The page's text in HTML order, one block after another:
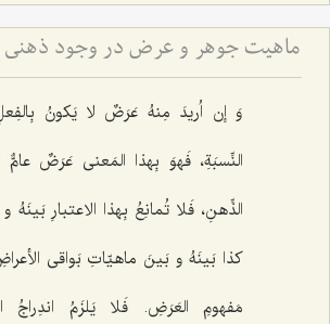
وَ إن اُریدَ مِنهُ عَرَضٌ لا یَکونُ
النِّسبَةِ، فَهوَ بِهذا المَعنى عَرَضٌ
الذِّهنِ، فَلا تُمانِعُ بِهذا الاعتبارِ
کذا بَینَهُ و بَینَ ماهیّاتِ بَواقی
مَفهومِ العَرَضِ. فَلا یَلزَمُ اندِراجُ